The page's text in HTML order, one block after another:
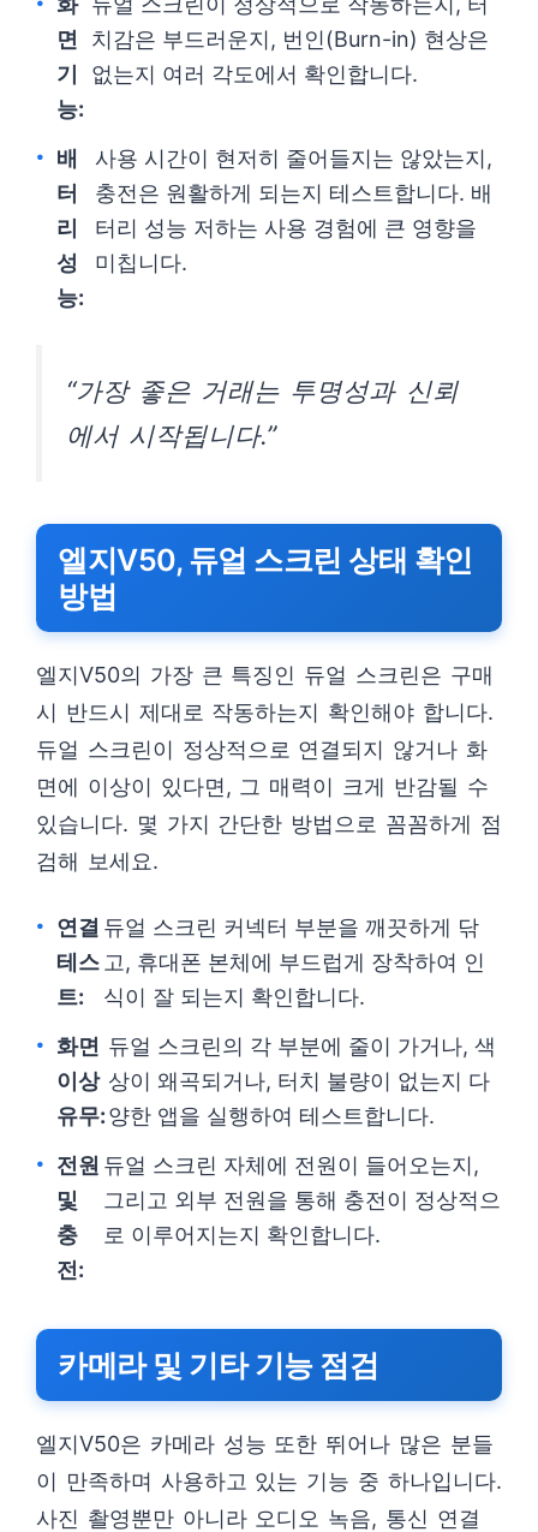
면
기
능:
치감은 부드러운지, 번인(Burn-in) 현상은
없는지 여러 각도에서 확인합니다.
배
터
리
성
능:
사용 시간이 현저히 줄어들지는 않았는지,
충전은 원활하게 되는지 테스트합니다. 배
터리 성능 저하는 사용 경험에 큰 영향을
미칩니다.
“가장 좋은 거래는 투명성과 신뢰
에서 시작됩니다.”
엘지V50, 듀얼 스크린 상태 확인
방법
엘지V50의 가장 큰 특징인 듀얼 스크린은 구매
시 반드시 제대로 작동하는지 확인해야 합니다.
듀얼 스크린이 정상적으로 연결되지 않거나 화
면에 이상이 있다면, 그 매력이 크게 반감될 수
있습니다. 몇 가지 간단한 방법으로 꼼꼼하게 점
검해 보세요.
연결
테스
트:
듀얼 스크린 커넥터 부분을 깨끗하게 닦
고, 휴대폰 본체에 부드럽게 장착하여 인
식이 잘 되는지 확인합니다.
화면
이상
유무:
듀얼 스크린의 각 부분에 줄이 가거나, 색
상이 왜곡되거나, 터치 불량이 없는지 다
양한 앱을 실행하여 테스트합니다.
전원
및
충
전:
듀얼 스크린 자체에 전원이 들어오는지,
그리고 외부 전원을 통해 충전이 정상적으
로 이루어지는지 확인합니다.
카메라 및 기타 기능 점검
엘지V50은 카메라 성능 또한 뛰어나 많은 분들
이 만족하며 사용하고 있는 기능 중 하나입니다.
사진 촬영뿐만 아니라 오디오 녹음, 통신 연결